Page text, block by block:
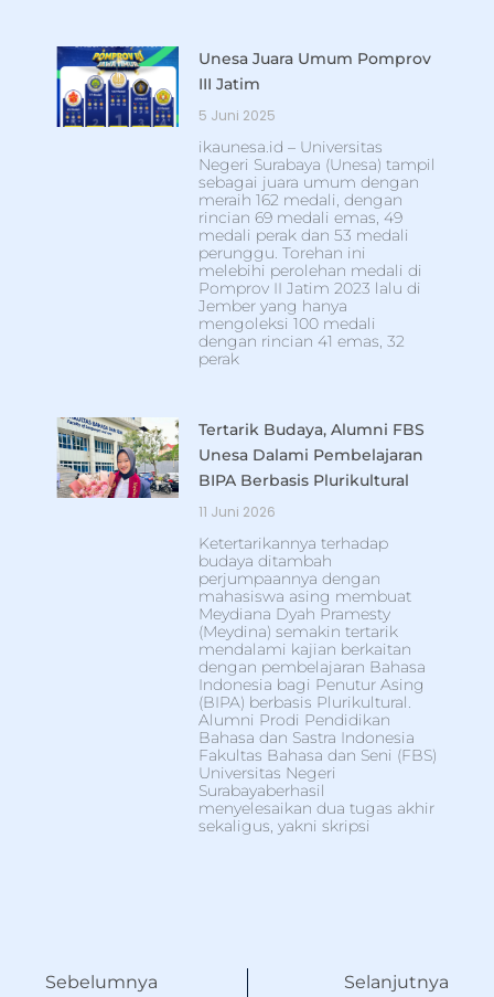
Unesa Juara Umum Pomprov
III Jatim
5 Juni 2025
ikaunesa.id – Universitas
Negeri Surabaya (Unesa) tampil
sebagai juara umum dengan
meraih 162 medali, dengan
rincian 69 medali emas, 49
medali perak dan 53 medali
perunggu. Torehan ini
melebihi perolehan medali di
Pomprov II Jatim 2023 lalu di
Jember yang hanya
mengoleksi 100 medali
dengan rincian 41 emas, 32
perak
Tertarik Budaya, Alumni FBS
Unesa Dalami Pembelajaran
BIPA Berbasis Plurikultural
11 Juni 2026
Ketertarikannya terhadap
budaya ditambah
perjumpaannya dengan
mahasiswa asing membuat
Meydiana Dyah Pramesty
(Meydina) semakin tertarik
mendalami kajian berkaitan
dengan pembelajaran Bahasa
Indonesia bagi Penutur Asing
(BIPA) berbasis Plurikultural.
Alumni Prodi Pendidikan
Bahasa dan Sastra Indonesia
Fakultas Bahasa dan Seni (FBS)
Universitas Negeri
Surabayaberhasil
menyelesaikan dua tugas akhir
sekaligus, yakni skripsi
Sebelumnya Selanjutnya